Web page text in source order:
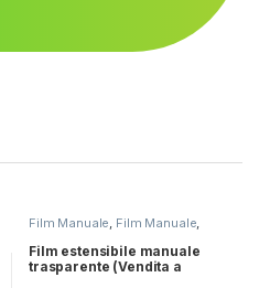
Film Manuale, Film Manuale,
Film estensibile manuale
trasparente (Vendita a